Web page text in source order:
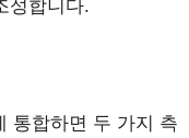
성합니다.
통합하면 두 가지 측